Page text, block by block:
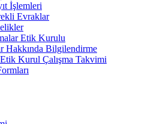
İşlemleri
Evraklar
Etik Kurulu
Hakkında Bilgilendirme
Etik Kurul Çalışma Takvimi